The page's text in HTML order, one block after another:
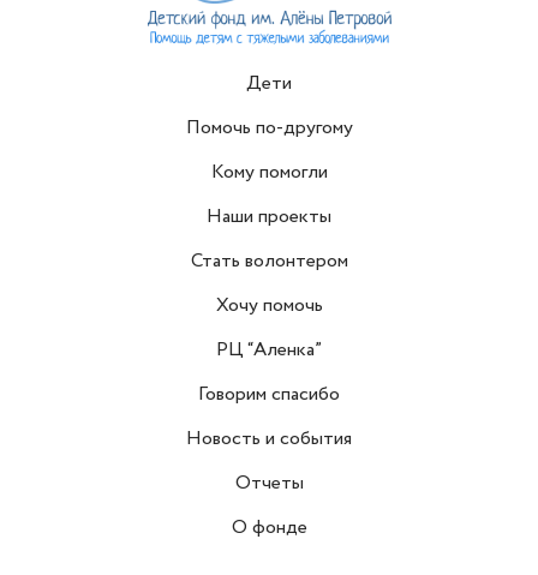
Дети
Помочь по-другому
Кому помогли
Наши проекты
Стать волонтером
Хочу помочь
РЦ “Аленка”
Говорим спасибо
Новость и события
Отчеты
О фонде